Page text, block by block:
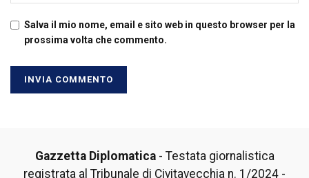
Salva il mio nome, email e sito web in questo browser per la
prossima volta che commento.
Gazzetta Diplomatica- Testata giornalistica
registrata al Tribunale di Civitavecchia n. 1/2024 -